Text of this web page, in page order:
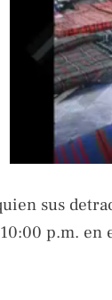
sus
p.m.